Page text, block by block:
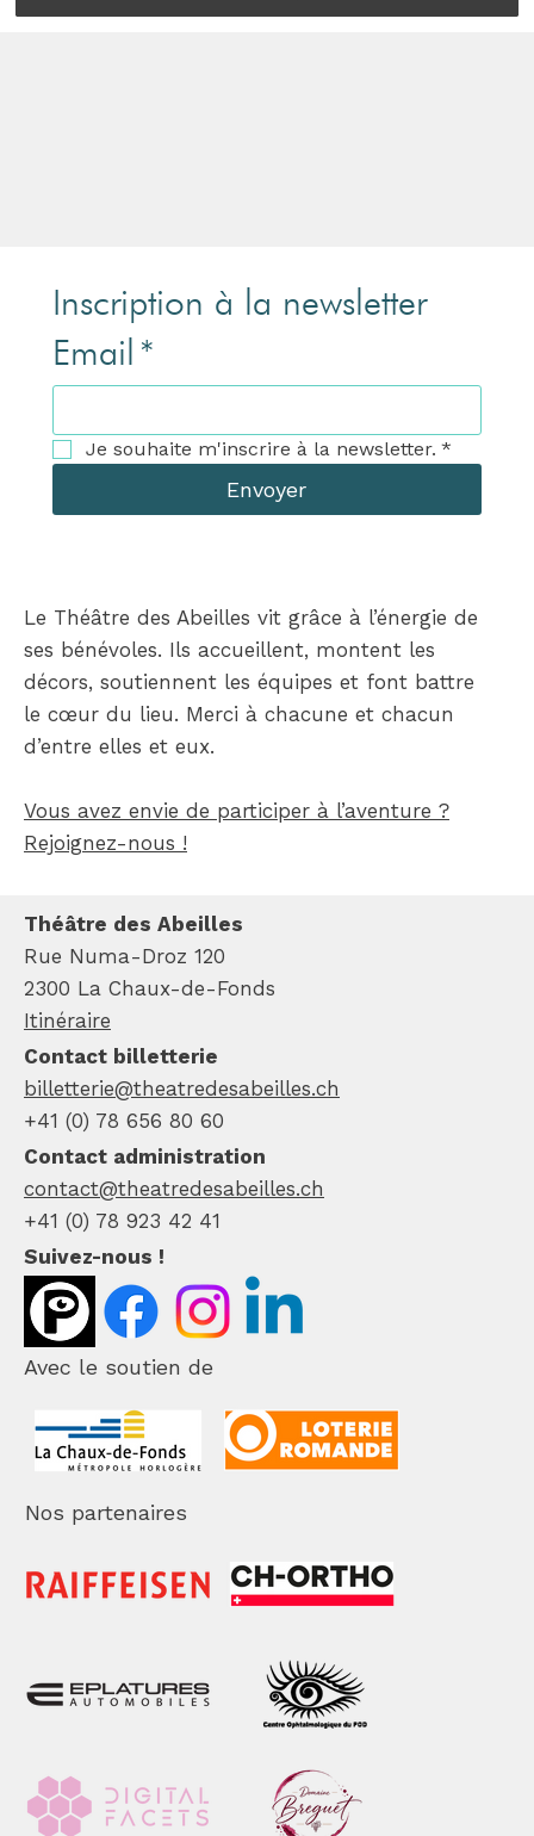
Inscription à la newsletter
Email *
Je souhaite m'inscrire à la newsletter. *
Envoyer
Le Théâtre des Abeilles vit grâce à l’énergie de
ses bénévoles. Ils accueillent, montent les
décors, soutiennent les équipes et font battre
le cœur du lieu. Merci à chacune et chacun
d’entre elles et eux.
Vous avez envie de participer à l’aventure ?
Rejoignez-nous !
Théâtre des Abeilles
Rue Numa-Droz 120
2300 La Chaux-de-Fonds
Itinéraire
Contact billetterie
billetterie@theatredesabeilles.ch
+41 (0) 78 656 80 60
Suivez-nous !
Contact administration
contact@theatredesabeilles.ch
+41 (0) 78 923 42 41
Avec le soutien de
Nos partenaires